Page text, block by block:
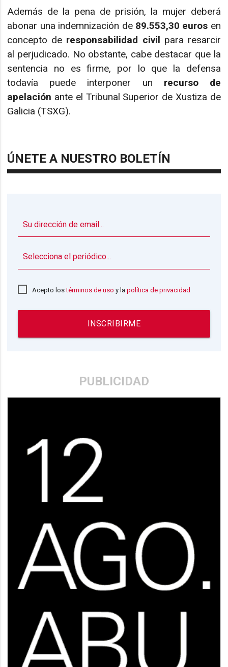
Además de la pena de prisión, la mujer deberá
abonar una indemnización de 89.553,30 euros en
concepto de responsabilidad civil para resarcir
al perjudicado. No obstante, cabe destacar que la
sentencia no es firme, por lo que la defensa
todavía puede interponer un recurso de
apelación ante el Tribunal Superior de Xustiza de
Galicia (TSXG).
ÚNETE A NUESTRO BOLETÍN
Acepto lostérminos de uso y lapolítica de privacidad
INSCRIBIRME
PUBLICIDAD